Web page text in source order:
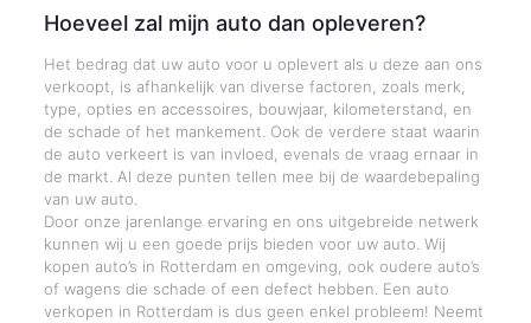
Hoeveel zal mijn auto dan opleveren?
Het bedrag dat uw auto voor u oplevert als u deze aan ons
verkoopt, is afhankelijk van diverse factoren, zoals merk,
type, opties en accessoires, bouwjaar, kilometerstand, en
de schade of het mankement. Ook de verdere staat waarin
de auto verkeert is van invloed, evenals de vraag ernaar in
de markt. Al deze punten tellen mee bij de waardebepaling
van uw auto.
Door onze jarenlange ervaring en ons uitgebreide netwerk
kunnen wij u een goede prijs bieden voor uw auto. Wij
kopen auto’s in Rotterdam en omgeving, ook oudere auto’s
of wagens die schade of een defect hebben. Een auto
verkopen in Rotterdam is dus geen enkel probleem! Neemt